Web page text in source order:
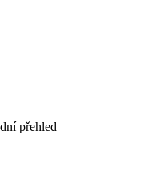
přehled